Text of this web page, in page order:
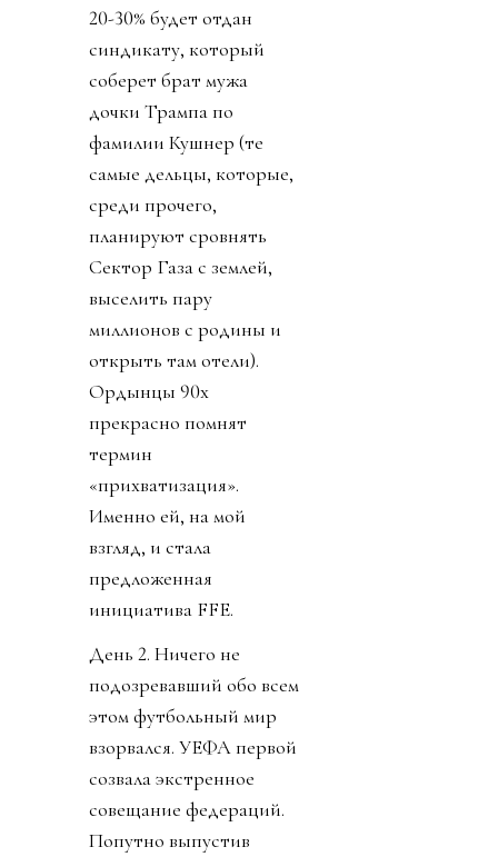
20-30% будет отдан
синдикату, который
соберет брат мужа
дочки Трампа по
фамилии Кушнер (те
самые дельцы, которые,
среди прочего,
планируют сровнять
Сектор Газа с землей,
выселить пару
миллионов с родины и
открыть там отели).
Ордынцы 90х
прекрасно помнят
термин
«прихватизация».
Именно ей, на мой
взгляд, и стала
предложенная
инициатива FFE.
День 2. Ничего не
подозревавший обо всем
этом футбольный мир
взорвался. УЕФА первой
созвала экстренное
совещание федераций.
Попутно выпустив